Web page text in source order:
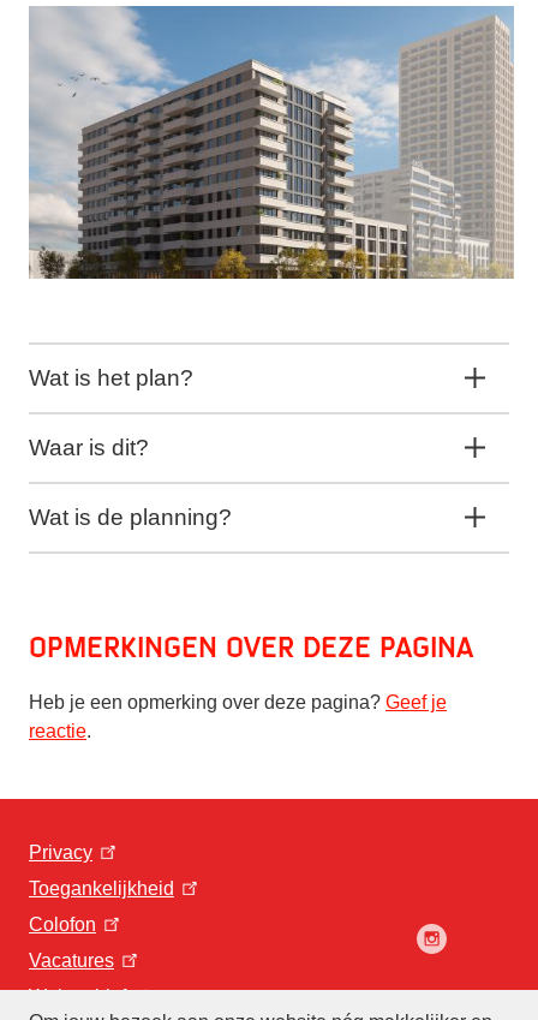
Wat is het plan?
Waar is dit?
Wat is de planning?
Opmerkingen over deze pagina
Heb je een opmerking over deze pagina? Geef je
reactie.
Privacy
Toegankelijkheid
Colofon
Vacatures
Webarchief